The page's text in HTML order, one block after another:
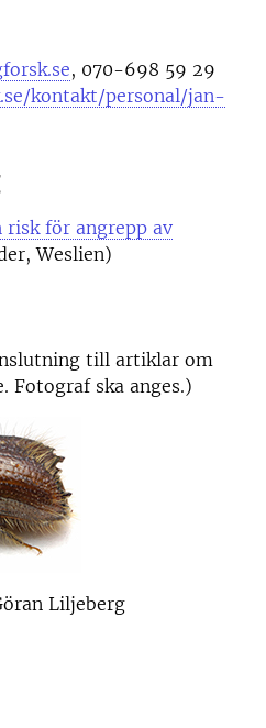
, 070-698 59 29
kontakt/personal/jan-
risk för angrepp av
Weslien)
till artiklar om
Fotograf ska anges.)
Liljeberg